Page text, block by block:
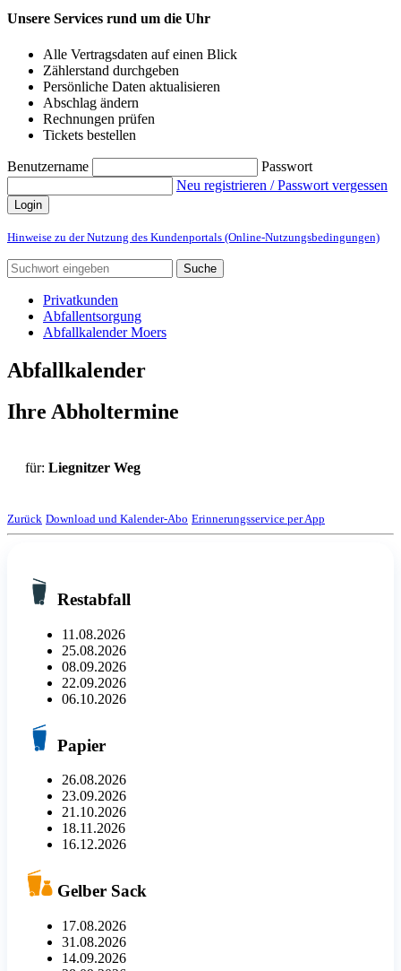
Unsere Services rund um die Uhr
Alle Vertragsdaten auf einen Blick
Zählerstand durchgeben
Persönliche Daten aktualisieren
Abschlag ändern
Rechnungen prüfen
Tickets bestellen
Benutzername
Passwort
Neu registrieren / Passwort vergessen
Login
Hinweise zu der Nutzung des Kundenportals (Online-Nutzungsbedingungen)
Suche
Privatkunden
Abfallentsorgung
Abfallkalender Moers
Abfallkalender
Ihre Abholtermine
für: Liegnitzer Weg
Zurück Download und Kalender-Abo Erinnerungsservice per App
Restabfall
11.08.2026
25.08.2026
08.09.2026
22.09.2026
06.10.2026
Papier
26.08.2026
23.09.2026
21.10.2026
18.11.2026
16.12.2026
Gelber Sack
17.08.2026
31.08.2026
14.09.2026